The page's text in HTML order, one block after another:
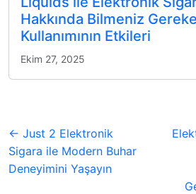
Hakkında Bilmeniz
Kullanımının Etkileri
Ekim 27, 2025
← Just 2 Elektronik
Sigara ile Modern Buhar
Deneyimini Yaşayın